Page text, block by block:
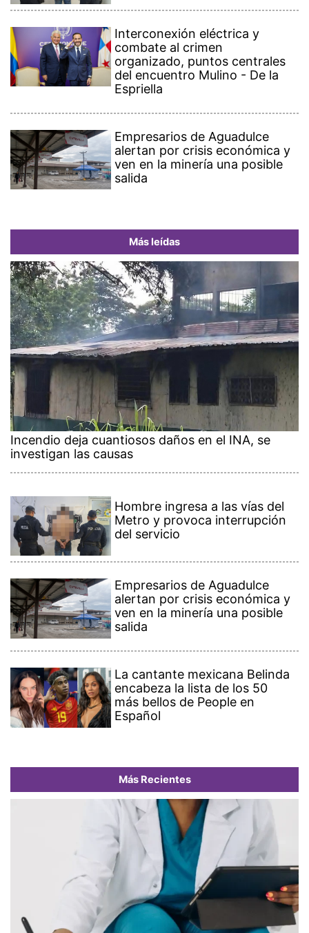
Interconexión eléctrica y
combate al crimen
organizado, puntos centrales
del encuentro Mulino - De la
Espriella
Empresarios de Aguadulce
alertan por crisis económica y
ven en la minería una posible
salida
Más leídas
Incendio deja cuantiosos daños en el INA, se
investigan las causas
Hombre ingresa a las vías del
Metro y provoca interrupción
del servicio
Empresarios de Aguadulce
alertan por crisis económica y
ven en la minería una posible
salida
La cantante mexicana Belinda
encabeza la lista de los 50
más bellos de People en
Español
Más Recientes